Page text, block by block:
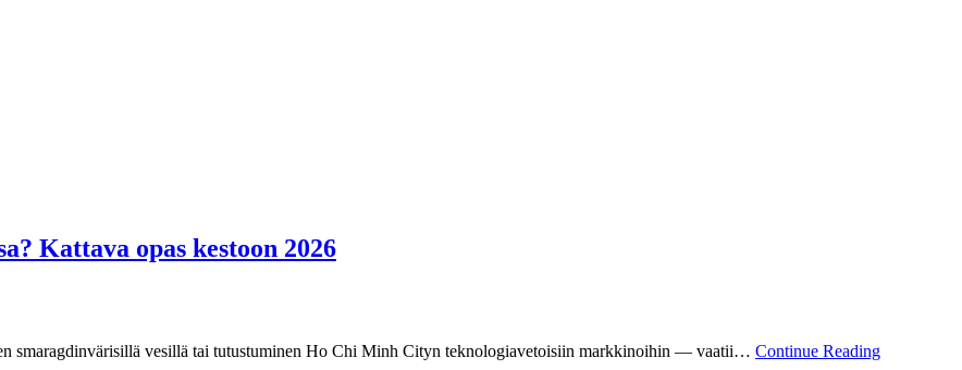
Kattava opas kestoon 2026
smaragdinvärisillä vesillä tai tutustuminen Ho Chi Minh Cityn teknologiavetoisiin markkinoihin — vaatii… Continue Reading